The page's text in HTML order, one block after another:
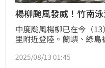
楊柳颱風發威！竹南
中度颱風楊柳已在今（
里附近登陸。蘭嶼、綠
竹南鎮立游泳池旁停車場
2025/08/13 01:45